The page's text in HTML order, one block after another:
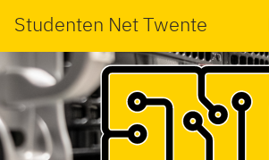
Studenten Net Twente